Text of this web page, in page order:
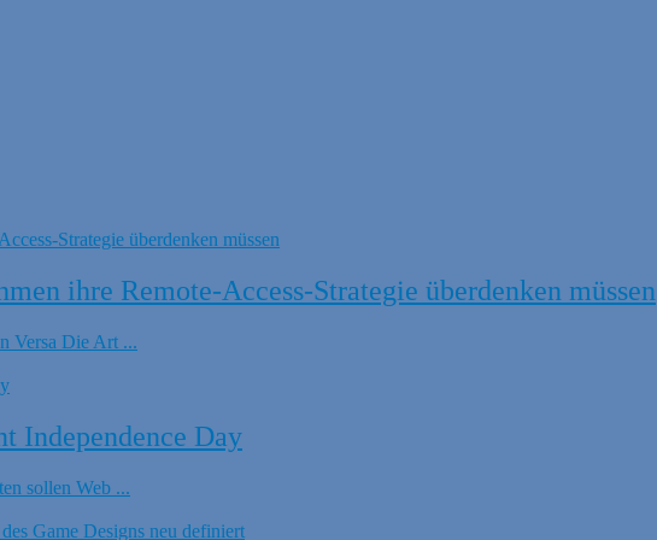
ihre Remote-Access-Strategie überdenken müssen
Versa Die Art ...
Independence Day
sollen Web ...